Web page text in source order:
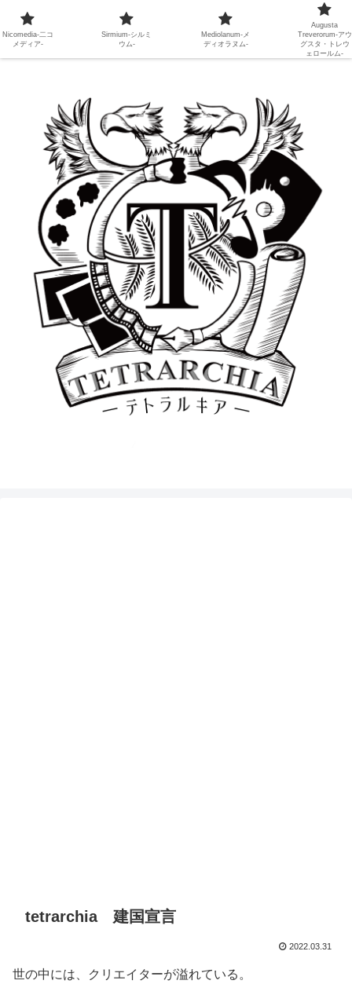
tetrarchia 建国宣言
2022.03.31
世の中には、クリエイターが溢れている。
Nicomedia-二コ
メディア-
Sirmium-シルミ
ウム-
Mediolanum-メ
ディオラヌム-
Augusta
Treverorum-アウ
グスタ・トレウ
ェロールム-